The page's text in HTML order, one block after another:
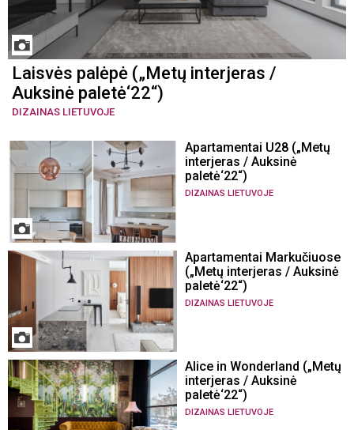
Laisvės palėpė („Metų interjeras /
Auksinė paletė‘22“)
DIZAINAS LIETUVOJE
Apartamentai U28 („Metų
interjeras / Auksinė
paletė‘22“)
DIZAINAS LIETUVOJE
Apartamentai Markučiuose
(„Metų interjeras / Auksinė
paletė‘22“)
DIZAINAS LIETUVOJE
Alice in Wonderland („Metų
interjeras / Auksinė
paletė‘22“)
DIZAINAS LIETUVOJE